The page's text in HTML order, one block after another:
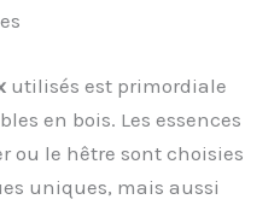
utilisés est primordiale
en bois. Les essences
ou le hêtre sont choisies
uniques, mais aussi